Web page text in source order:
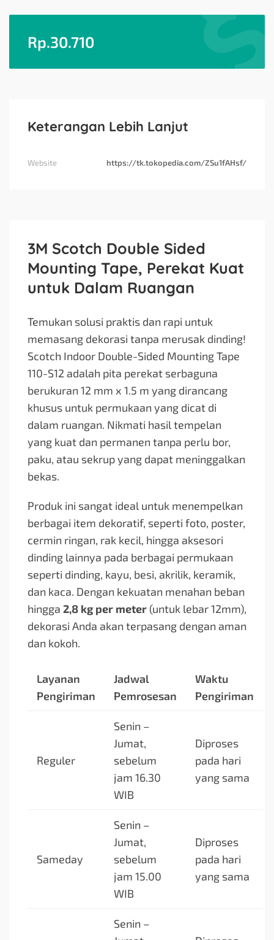
Rp.30.710
Keterangan Lebih Lanjut
Website https://tk.tokopedia.com/ZSu1fAHsf/
3M Scotch Double Sided
Mounting Tape, Perekat Kuat
untuk Dalam Ruangan
Temukan solusi praktis dan rapi untuk
memasang dekorasi tanpa merusak dinding!
Scotch Indoor Double-Sided Mounting Tape
110-S12 adalah pita perekat serbaguna
berukuran 12 mm x 1.5 m yang dirancang
khusus untuk permukaan yang dicat di
dalam ruangan. Nikmati hasil tempelan
yang kuat dan permanen tanpa perlu bor,
paku, atau sekrup yang dapat meninggalkan
bekas.
Produk ini sangat ideal untuk menempelkan
berbagai item dekoratif, seperti foto, poster,
cermin ringan, rak kecil, hingga aksesori
dinding lainnya pada berbagai permukaan
seperti dinding, kayu, besi, akrilik, keramik,
dan kaca. Dengan kekuatan menahan beban
hingga 2,8 kg per meter (untuk lebar 12mm),
dekorasi Anda akan terpasang dengan aman
dan kokoh.
Layanan
Pengiriman
Jadwal
Pemrosesan
Waktu
Pengiriman
Reguler
Senin –
Jumat,
sebelum
jam 16.30
WIB
Diproses
pada hari
yang sama
Sameday
Senin –
Jumat,
sebelum
jam 15.00
WIB
Diproses
pada hari
yang sama
Senin –